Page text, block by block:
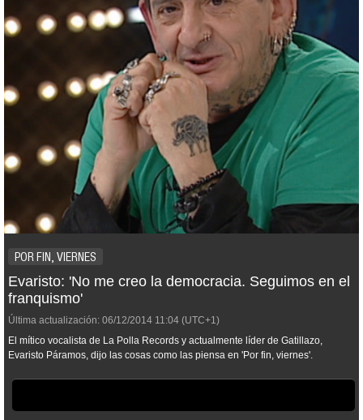
POR FIN, VIERNES
Evaristo: 'No me creo la democracia. Seguimos en el
franquismo'
Última actualización: 06/12/2014 11:04 (UTC+1)
El mítico vocalista de La Polla Records y actualmente líder de Gatillazo,
Evaristo Páramos, dijo las cosas como las piensa en 'Por fin, viernes'.